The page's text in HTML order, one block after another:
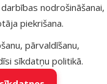
nodrošināšanai,
piekrišana.
pārvaldīšanu,
sīkdatņu politikā.